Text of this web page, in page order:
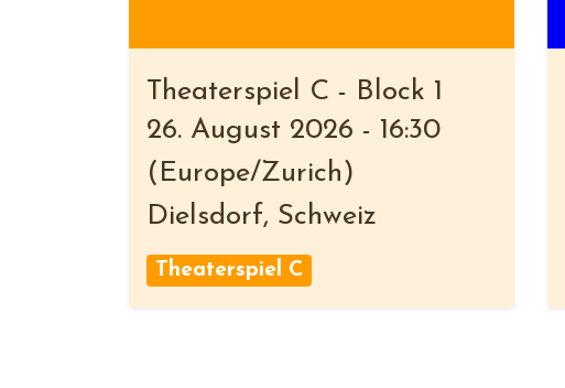
Theaterspiel C - Block 1
26. August 2026 - 16:30
( Europe/Zurich )
Dielsdorf, Schweiz
Theaterspiel C